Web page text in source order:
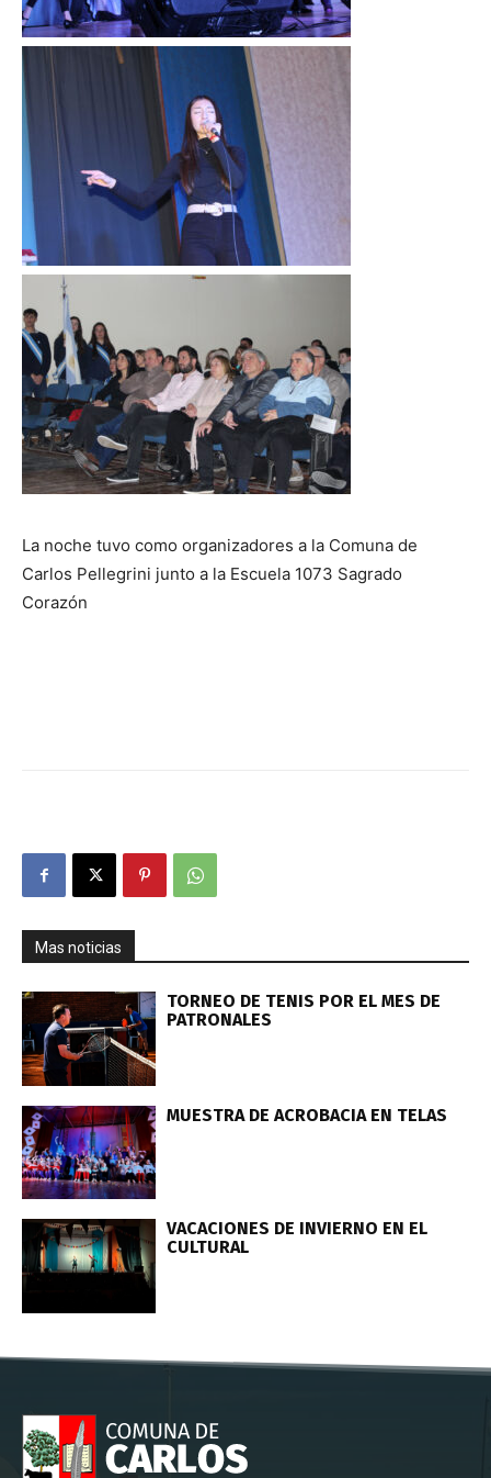
La noche tuvo como organizadores a la Comuna de
Carlos Pellegrini junto a la Escuela 1073 Sagrado
Corazón
Mas noticias
TORNEO DE TENIS POR EL MES DE
PATRONALES
MUESTRA DE ACROBACIA EN TELAS
VACACIONES DE INVIERNO EN EL
CULTURAL